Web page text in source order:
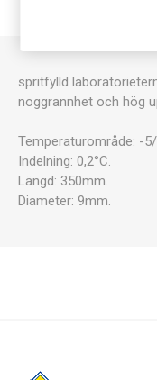
spritfylld
noggrannhet och hög
Temperaturområde: -5/
Indelning: 0,2°C.
Längd: 350mm.
Diameter: 9mm.